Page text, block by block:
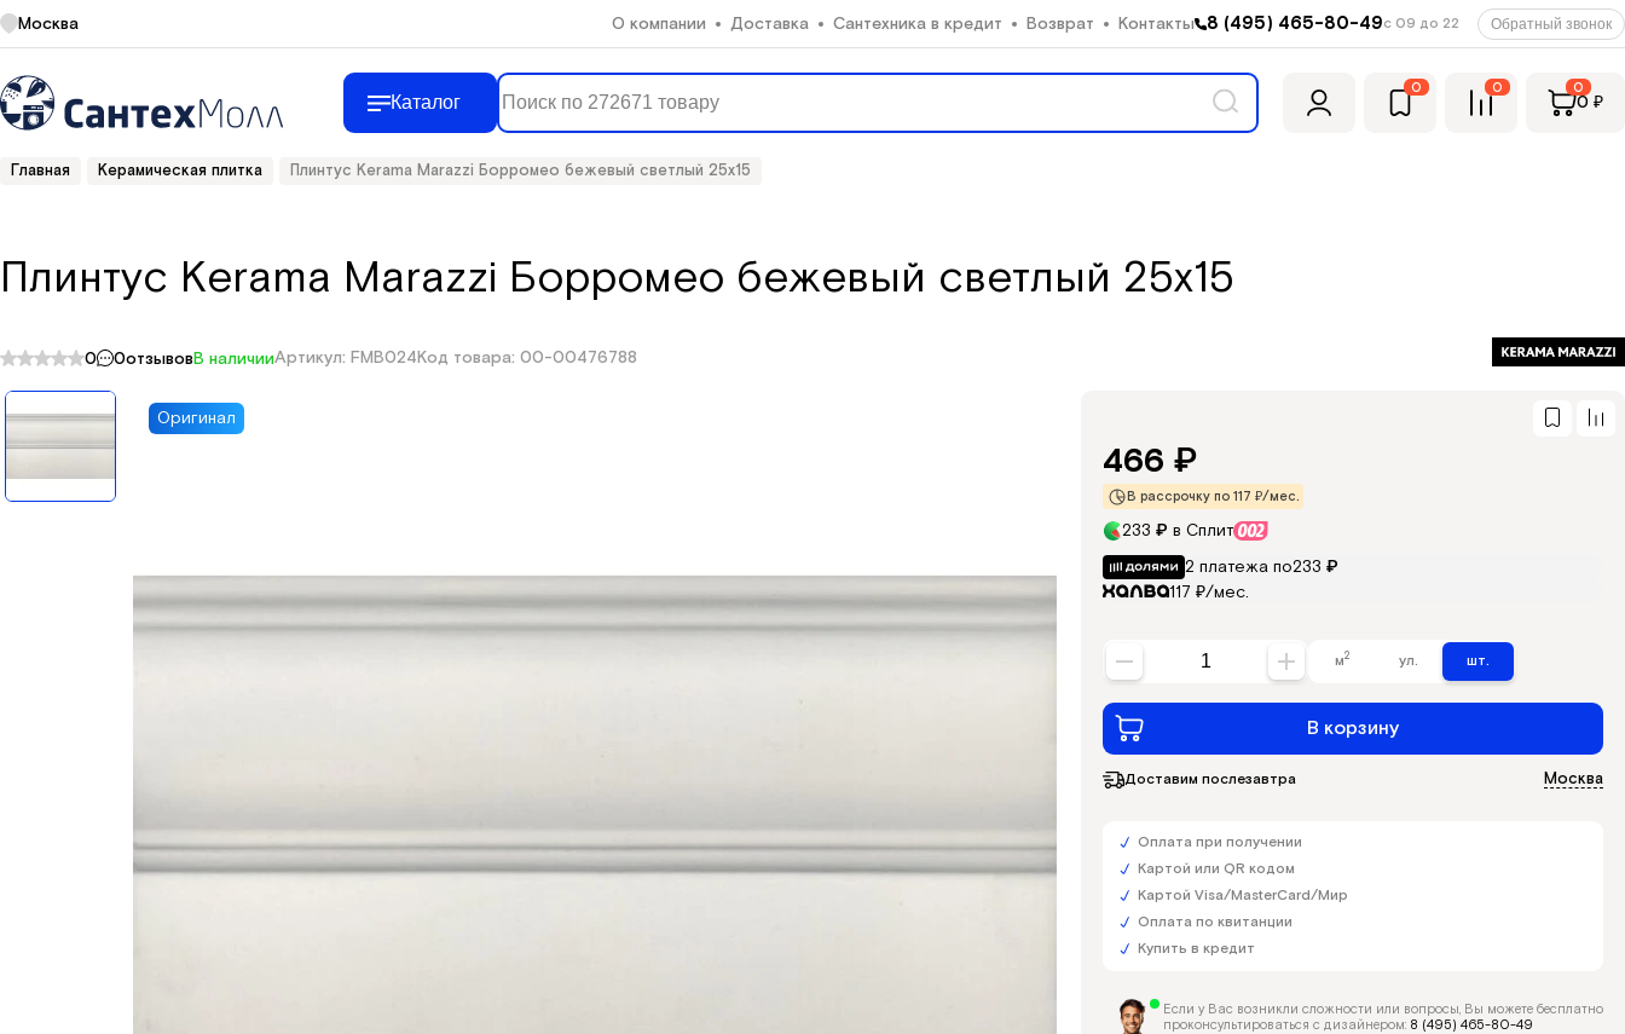
Москва О компании Доставка Сантехника в кредит Возврат Контакты 8 (495) 465-80-49с 09 до 22 Обратный звонок
Каталог
0 0 0
0 ₽
Главная Керамическая плитка Плинтус Kerama Marazzi Борромео бежевый светлый 25х15
Плинтус Kerama Marazzi Борромео бежевый светлый 25х15
0 0отзывовВ наличииАртикул: FMB024Код товара: 00-00476788
Оригинал
466 ₽
В рассрочку по 117 ₽/мес.
233 ₽ в Сплит
2 платежа по233 ₽
117 ₽/мес.
м2 ул. шт.
В корзину
Доставим послезавтра Москва
Оплата при получении
Картой или QR кодом
Картой Visa/MasterCard/Мир
Оплата по квитанции
Купить в кредит
Если у Вас возникли сложности или вопросы, Вы можете бесплатно
проконсультироваться с дизайнером: 8 (495) 465-80-49